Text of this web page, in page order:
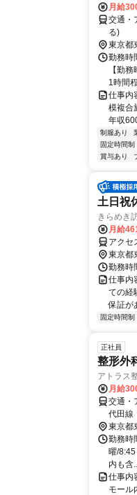
月給
交通・
る)
東京都
勤務時
【勤
1時間
仕事内
模複合
年収
制服あり
固定時間制
賞与あり
土日祝
きらめき
月給
東京都
勤務時
仕事内
ての経
保証が
固定時間制
正社員
整形外
アトラス
月給
交通・
代田線
東京都
勤務時
曜/
内も含
仕事内
モール